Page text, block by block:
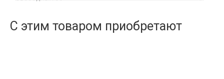
С этим товаром приобретают
Камеры